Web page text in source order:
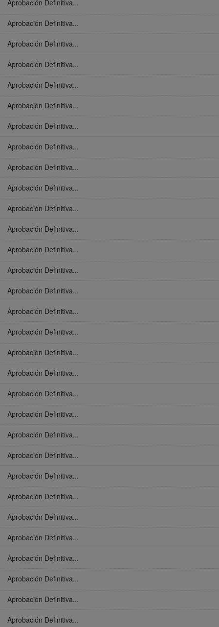
Aprobación Definitiva...
Aprobación Definitiva...
Aprobación Definitiva...
Aprobación Definitiva...
Aprobación Definitiva...
Aprobación Definitiva...
Aprobación Definitiva...
Aprobación Definitiva...
Aprobación Definitiva...
Aprobación Definitiva...
Aprobación Definitiva...
Aprobación Definitiva...
Aprobación Definitiva...
Aprobación Definitiva...
Aprobación Definitiva...
Aprobación Definitiva...
Aprobación Definitiva...
Aprobación Definitiva...
Aprobación Definitiva...
Aprobación Definitiva...
Aprobación Definitiva...
Aprobación Definitiva...
Aprobación Definitiva...
Aprobación Definitiva...
Aprobación Definitiva...
Aprobación Definitiva...
Aprobación Definitiva...
Aprobación Definitiva...
Aprobación Definitiva...
Aprobación Definitiva...
Aprobación Definitiva...